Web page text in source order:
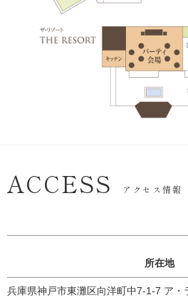
ACCESS アクセス情報
所在地
兵庫県神戸市東灘区向洋町中7-1-7 ア・